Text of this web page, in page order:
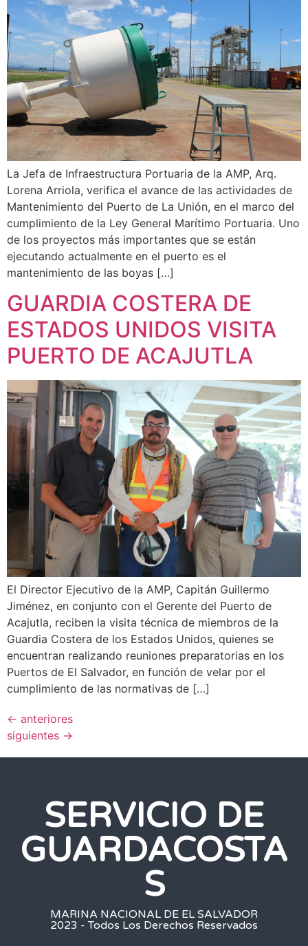
La Jefa de Infraestructura Portuaria de la AMP, Arq.
Lorena Arriola, verifica el avance de las actividades de
Mantenimiento del Puerto de La Unión, en el marco del
cumplimiento de la Ley General Marítimo Portuaria. Uno
de los proyectos más importantes que se están
ejecutando actualmente en el puerto es el
mantenimiento de las boyas […]
GUARDIA COSTERA DE
ESTADOS UNIDOS VISITA
PUERTO DE ACAJUTLA
El Director Ejecutivo de la AMP, Capitán Guillermo
Jiménez, en conjunto con el Gerente del Puerto de
Acajutla, reciben la visita técnica de miembros de la
Guardia Costera de los Estados Unidos, quienes se
encuentran realizando reuniones preparatorias en los
Puertos de El Salvador, en función de velar por el
cumplimiento de las normativas de […]
← anteriores
siguientes →
SERVICIO DE
GUARDACOSTA
S
MARINA NACIONAL DE EL SALVADOR
2023 - Todos Los Derechos Reservados